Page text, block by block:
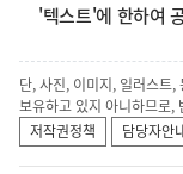
'텍스트'에 한하여
단, 사진, 이미지, 일러스트
보유하고 있지 아니하므로,
저작권정책
담당자안